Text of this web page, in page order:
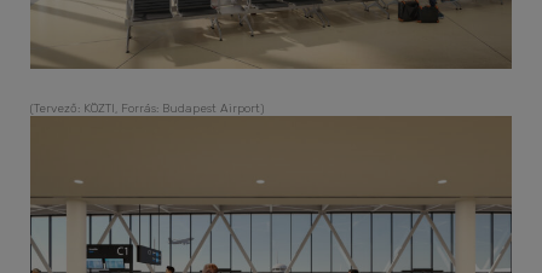
(Tervező: KÖZTI, Forrás: Budapest Airport)